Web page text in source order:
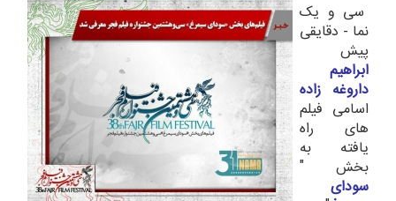
سی و یک
نما - دقایقی
پیش
ابراهیم
داروغه زاده
اسامی فیلم
های راه
یافته به
بخش "
سودای